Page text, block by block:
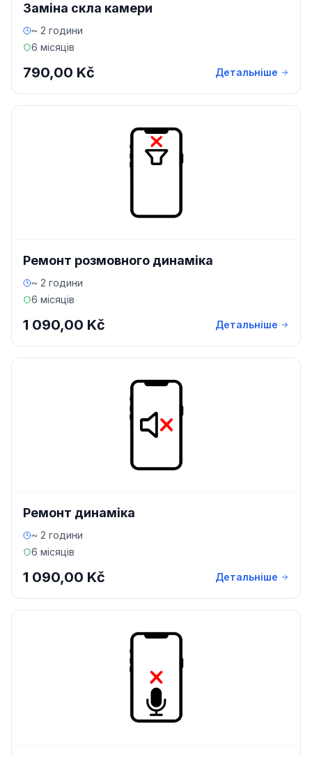
Заміна скла камери
~ 2 години
6 місяців
790,00 Kč Детальніше
Ремонт розмовного динаміка
~ 2 години
6 місяців
1 090,00 Kč Детальніше
Ремонт динаміка
~ 2 години
6 місяців
1 090,00 Kč Детальніше